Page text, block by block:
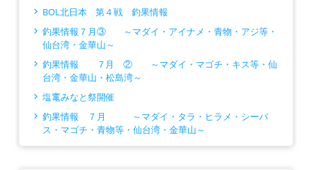
BOL北日本 第４戦 釣果情報
釣果情報７月③ ～マダイ・アイナメ・青物・アジ等・
仙台湾・金華山～
釣果情報 ７月 ② ～マダイ・マゴチ・キス等・仙
台湾・金華山・松島湾～
塩竃みなと祭開催
釣果情報 ７月 ～マダイ・タラ・ヒラメ・シーバ
ス・マゴチ・青物等・仙台湾・金華山～